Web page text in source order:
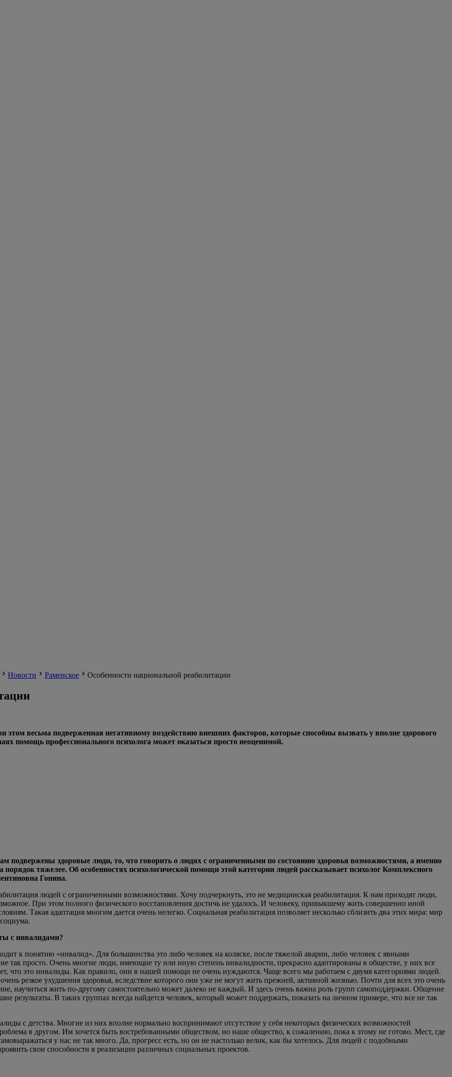
Новости Раменское Особенности национальной реабилитации
весьма подверженная негативному воздействию внешних факторов, которые способны вызвать у вполне здорового
помощь профессионального психолога может оказаться просто неоценимой.
подвержены здоровые люди, то, что говорить о людях с ограниченными по состоянию здоровья возможностями, а именно
тяжелее. Об особенностях психологической помощи этой категории людей рассказывает психолог Комплексного
Гонина.
людей с ограниченными возможностями. Хочу подчеркнуть, это не медицинская реабилитация. К нам приходят люди,
При этом полного физического восстановления достичь не удалось. И человеку, привыкшему жить совершенно иной
Такая адаптация многим дается очень нелегко. Социальная реабилитация позволяет несколько сблизить два этих мира: мир
с инвалидами?
к понятию «инвалид». Для большинства это либо человек на коляске, после тяжелой аварии, либо человек с явными
так просто. Очень многие люди, имеющие ту или иную степень инвалидности, прекрасно адаптированы в обществе, у них все
что это инвалиды. Как правило, они в нашей помощи не очень нуждаются. Чаще всего мы работаем с двумя категориями людей.
резкое ухудшения здоровья, вследствие которого они уже не могут жить прежней, активной жизнью. Почти для всех это очень
научиться жить по-другому самостоятельно может далеко не каждый. И здесь очень важна роль групп самоподдержки. Общение
результаты. В таких группах всегда найдется человек, который может поддержать, показать на личном примере, что все не так
с детства. Многие из них вполне нормально воспринимают отсутствие у себя некоторых физических возможностей
в другом. Им хочется быть востребованными обществом, но наше общество, к сожалению, пока к этому не готово. Мест, где
у нас не так много. Да, прогресс есть, но он не настолько велик, как бы хотелось. Для людей с подобными
свои способности в реализации различных социальных проектов.